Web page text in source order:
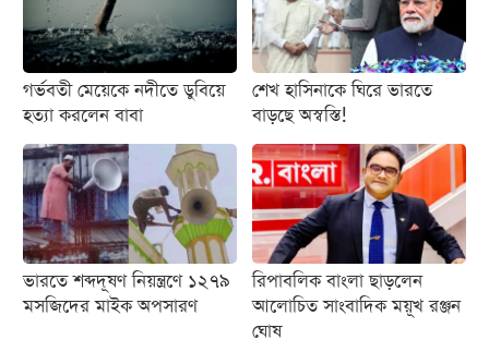
গর্ভবতী মেয়েকে নদীতে ডুবিয়ে
হত্যা করলেন বাবা
শেখ হাসিনাকে ঘিরে ভারতে
বাড়ছে অস্বস্তি!
ভারতে শব্দদূষণ নিয়ন্ত্রণে ১২৭৯
মসজিদের মাইক অপসারণ
রিপাবলিক বাংলা ছাড়লেন
আলোচিত সাংবাদিক ময়ূখ রঞ্জন
ঘোষ